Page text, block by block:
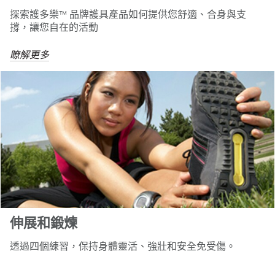
探索護多樂™ 品牌護具產品如何提供您舒適、合身與支
撐，讓您自在的活動
瞭解更多
伸展和鍛煉
透過四個練習，保持身體靈活、強壯和安全免受傷。